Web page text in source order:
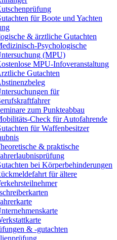
für Boote und Yachten
& ärztliche Gutachten
Psychologische
(MPU)
MPU-Infoveranstaltung
Gutachten
für
zum Punkteabbau
Check für Autofahrende
für Waffenbesitzer
& praktische
bei Körperbehinderungen
für ältere
& -gutachten